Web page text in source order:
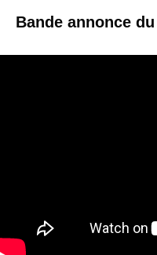
Bande annonce